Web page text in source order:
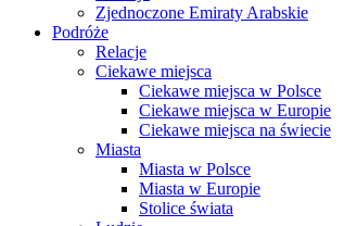
Zjednoczone Emiraty Arabskie
Podróże
Relacje
Ciekawe miejsca
Ciekawe miejsca w Polsce
Ciekawe miejsca w Europie
Ciekawe miejsca na świecie
Miasta
Miasta w Polsce
Miasta w Europie
Stolice świata